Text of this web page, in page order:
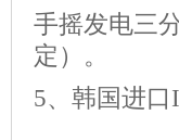
手摇发电三
定）。
5、韩国进